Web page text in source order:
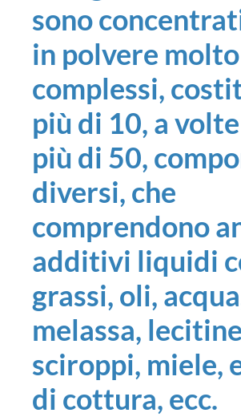
sono
in polvere molto
complessi,
più di 10, a
più di 50,
diversi, che
comprendono
additivi liquidi
grassi, oli,
melassa,
sciroppi, miele,
di cottura, ecc.